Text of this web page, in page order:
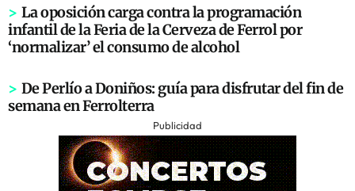
> La oposición carga contra la programación
infantil de la Feria de la Cerveza de Ferrol por
‘normalizar’ el consumo de alcohol
> De Perlío a Doniños: guía para disfrutar del fin de
semana en Ferrolterra
Publicidad